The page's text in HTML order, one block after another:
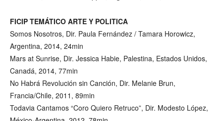
FICIP TEMÁTICO ARTE Y POLITICA
Somos Nosotros, Dir. Paula Fernández / Tamara Horowicz,
Argentina, 2014, 24min
Mars at Sunrise, Dir. Jessica Habie, Palestina, Estados Unidos,
Canadá, 2014, 77min
No Habrá Revolución sin Canción, Dir. Melanie Brun,
Francia/Chile, 2011, 89min
Todavia Cantamos “Coro Quiero Retruco”, Dir. Modesto López,